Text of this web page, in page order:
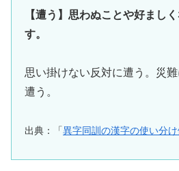
【遭う】思わぬことや好まし
す。
思い掛けない反対に遭う。災
遭う。
出典：「異字同訓の漢字の使い分け